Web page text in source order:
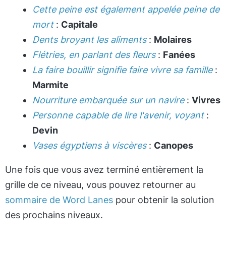
Cette peine est également appelée peine de
mort: Capitale
Dents broyant les aliments: Molaires
Flétries, en parlant des fleurs: Fanées
La faire bouillir signifie faire vivre sa famille:
Marmite
Nourriture embarquée sur un navire: Vivres
Personne capable de lire l'avenir, voyant:
Devin
Vases égyptiens à viscères: Canopes
Une fois que vous avez terminé entièrement la
grille de ce niveau, vous pouvez retourner au
sommaire de Word Lanes pour obtenir la solution
des prochains niveaux.